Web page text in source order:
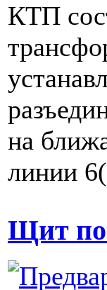
КТП
на
линии
Щит